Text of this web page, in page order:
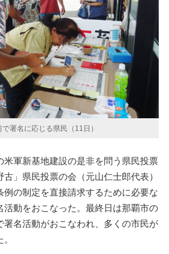
で署名に応じる県民（11日）
軍新基地建設の是非を問う県民投票
」県民投票の会（元山仁士郎代表）
例の制定を直接請求するために必要な
活動をおこなった。最終日は那覇市の
署名活動がおこなわれ、多くの市民が